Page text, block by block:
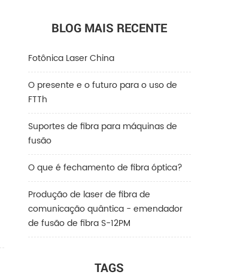
BLOG MAIS RECENTE
Fotônica Laser China
O presente e o futuro para o uso de
FTTh
Suportes de fibra para máquinas de
fusão
O que é fechamento de fibra óptica?
Produção de laser de fibra de
comunicação quântica - emendador
de fusão de fibra S-12PM
TAGS